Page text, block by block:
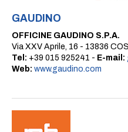
GAUDINO
OFFICINE GAUDINO S.P.A.
Via XXV Aprile, 16 - 13836
Tel: +39 015 925241 - E-mail:
Web: www.gaudino.com